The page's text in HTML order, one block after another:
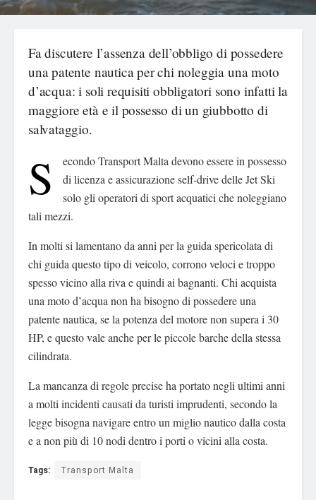
Fa discutere l’assenza dell’obbligo di possedere
una patente nautica per chi noleggia una moto
d’acqua: i soli requisiti obbligatori sono infatti la
maggiore età e il possesso di un giubbotto di
salvataggio.
S
econdo Transport Malta devono essere in possesso
di licenza e assicurazione self-drive delle Jet Ski
solo gli operatori di sport acquatici che noleggiano
tali mezzi.
In molti si lamentano da anni per la guida spericolata di
chi guida questo tipo di veicolo, corrono veloci e troppo
spesso vicino alla riva e quindi ai bagnanti. Chi acquista
una moto d’acqua non ha bisogno di possedere una
patente nautica, se la potenza del motore non supera i 30
HP, e questo vale anche per le piccole barche della stessa
cilindrata.
La mancanza di regole precise ha portato negli ultimi anni
a molti incidenti causati da turisti imprudenti, secondo la
legge bisogna navigare entro un miglio nautico dalla costa
e a non più di 10 nodi dentro i porti o vicini alla costa.
Tags: Transport Malta